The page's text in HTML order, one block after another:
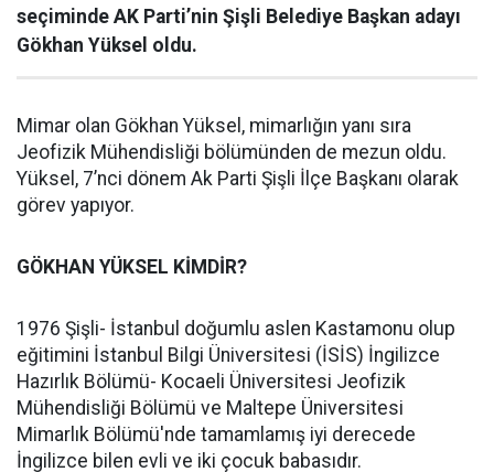
seçiminde AK Parti’nin Şişli Belediye Başkan adayı
Gökhan Yüksel oldu.
Mimar olan Gökhan Yüksel, mimarlığın yanı sıra
Jeofizik Mühendisliği bölümünden de mezun oldu.
Yüksel, 7’nci dönem Ak Parti Şişli İlçe Başkanı olarak
görev yapıyor.
GÖKHAN YÜKSEL KİMDİR?
1976 Şişli- İstanbul doğumlu aslen Kastamonu olup
eğitimini İstanbul Bilgi Üniversitesi (İSİS) İngilizce
Hazırlık Bölümü- Kocaeli Üniversitesi Jeofizik
Mühendisliği Bölümü ve Maltepe Üniversitesi
Mimarlık Bölümü'nde tamamlamış iyi derecede
İngilizce bilen evli ve iki çocuk babasıdır.